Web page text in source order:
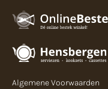
Algemene Voorwaarden